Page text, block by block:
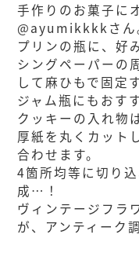
手作りのお菓子に
@ayumikkkkさん
プリンの瓶に、好
シングペーパーの
して麻ひもで固定
ジャム瓶にもおす
クッキーの入れ物
厚紙を丸くカット
合わせます。
4箇所均等に切り
成…！
ヴィンテージフラ
が、アンティーク